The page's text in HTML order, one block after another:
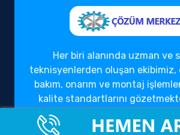
Her biri alanında uzman ve
teknisyenlerden oluşan ekibimiz,
bakım, onarım ve montaj
kalite standartlarını
hizmet anlayışımızı, müşteri
güven temeli üzerine inşa